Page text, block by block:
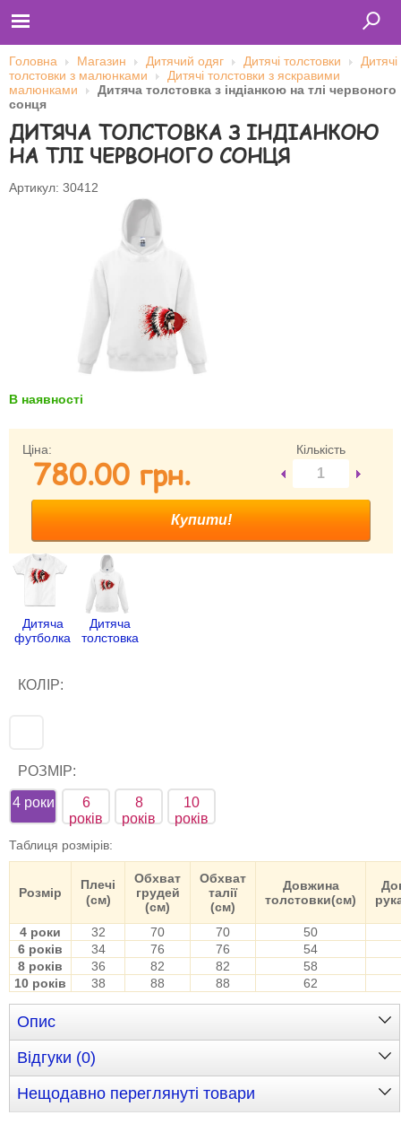
Главная
Футболки
Толстовки (кенгурушки)
Свитшоты
Бейсболки
Запам'ятати мене
Забули своє Ім’я Користувача?
Зареєструватися
Головна Магазин Дитячий одяг Дитячі толстовки
Дитячі
толстовки з малюнками
Дитячі толстовки з яскравими
малюнками
Дитяча толстовка з індіанкою на тлі червоного
сонця
ДИТЯЧА ТОЛСТОВКА З ІНДІАНКОЮ
НА ТЛІ ЧЕРВОНОГО СОНЦЯ
Артикул: 30412
В наявності
Ціна:
780.00 гpн.
Кількість
Дитяча
футболка
Дитяча
толстовка
КОЛІР:
РОЗМІР:
4 роки
6
років
8
років
10
років
Таблиця розмірів:
Розмір
Плечі
(см)
Обхват
грудей
(см)
Обхват
талії
(см)
Довжина
толстовки(см)
4 роки 32 70 70
50
6 років
34 76 76
54
8 років
36 82 82
58
10 років
38 88 88 62
Опис
Відгуки (0)
Нещодавно переглянуті товари